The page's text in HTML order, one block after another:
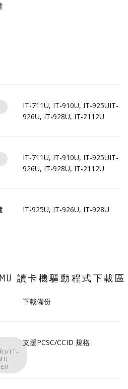
IT-711U, IT-910U, IT-925UIT-
926U, IT-928U, IT-2112U
IT-711U, IT-910U, IT-925UIT-
926U, IT-928U, IT-2112U
IT-925U, IT-926U, IT-928U
讀卡機驅動程式下載區
下載備份
IT-
支援PCSC/CCID 規格